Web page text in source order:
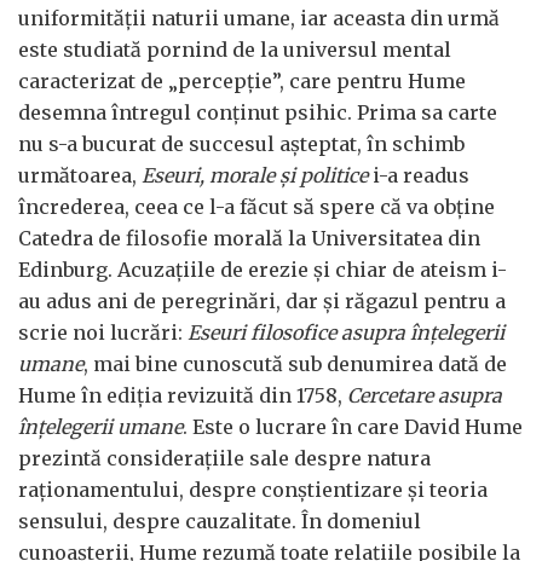
uniformității naturii umane, iar aceasta din urmă
este studiată pornind de la universul mental
caracterizat de „percepție”, care pentru Hume
desemna întregul conținut psihic. Prima sa carte
nu s-a bucurat de succesul așteptat, în schimb
următoarea, Eseuri, morale și politicei-a readus
încrederea, ceea ce l-a făcut să spere că va obține
Catedra de filosofie morală la Universitatea din
Edinburg. Acuzațiile de erezie și chiar de ateism i-
au adus ani de peregrinări, dar și răgazul pentru a
scrie noi lucrări: Eseuri filosofice asupra înțelegerii
umane, mai bine cunoscută sub denumirea dată de
Hume în ediția revizuită din 1758, Cercetare asupra
înțelegerii umane. Este o lucrare în care David Hume
prezintă considerațiile sale despre natura
raționamentului, despre conștientizare și teoria
sensului, despre cauzalitate. În domeniul
cunoașterii, Hume rezumă toate relațiile posibile la